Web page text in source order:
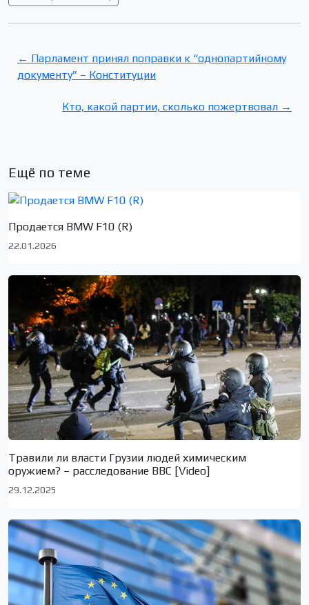
← Парламент принял поправки к “однопартийному
документу” – Конституции
Кто, какой партии, сколько пожертвовал →
Ещё по теме
Продается BMW F10 (R)
22.01.2026
Травили ли власти Грузии людей химическим
оружием? – расследование BBC [Video]
29.12.2025